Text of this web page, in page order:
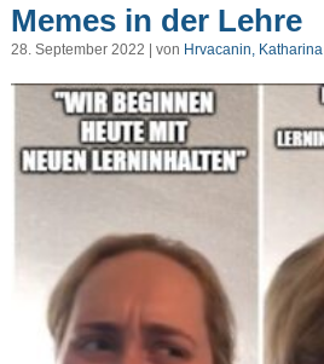
Memes in der Lehre
28. September 2022 | von Hrvacanin, Katharina